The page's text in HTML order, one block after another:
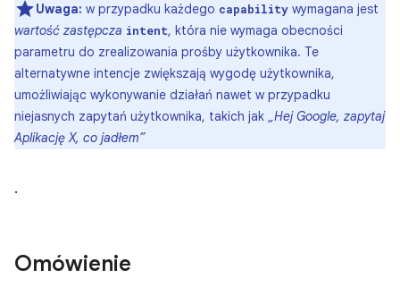
Uwaga: w przypadku każdego capability wymagana jest
wartość zastępcza intent, która nie wymaga obecności
parametru do zrealizowania prośby użytkownika. Te
alternatywne intencje zwiększają wygodę użytkownika,
umożliwiając wykonywanie działań nawet w przypadku
niejasnych zapytań użytkownika, takich jak „Hej Google, zapytaj
Aplikację X, co jadłem”
.
Omówienie